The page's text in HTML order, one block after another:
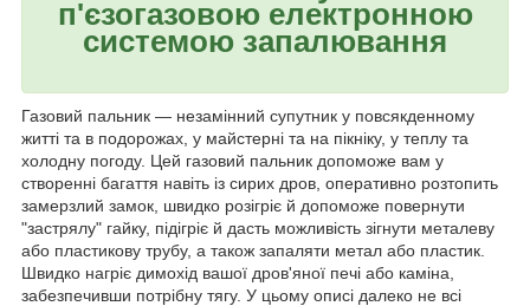
п'єзогазовою електронною
системою запалювання
Газовий пальник — незамінний супутник у повсякденному
житті та в подорожах, у майстерні та на пікніку, у теплу та
холодну погоду. Цей газовий пальник допоможе вам у
створенні багаття навіть із сирих дров, оперативно розтопить
замерзлий замок, швидко розігріє й допоможе повернути
"застрялу" гайку, підігріє й дасть можливість зігнути металеву
або пластикову трубу, а також запаляти метал або пластик.
Швидко нагріє димохід вашої дров'яної печі або каміна,
забезпечивши потрібну тягу. У цьому описі далеко не всі